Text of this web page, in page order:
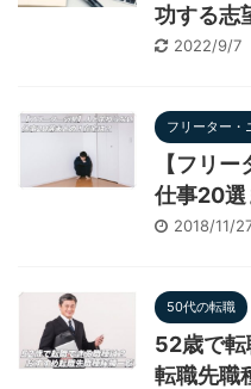
功する志
2022/9/7
フリーター・
【フリ
仕事20選
2018/11/
50代の転職
52歳で転
転職先職